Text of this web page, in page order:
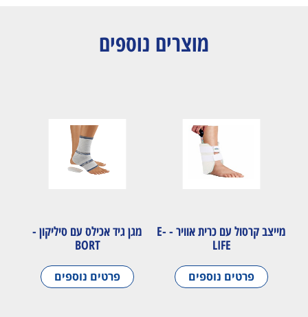
מוצרים נוספים
מייצב קרסול עם כרית אוויר - E-
LIFE
פרטים נוספים
מגן גיד אכילס עם סיליקון -
BORT
פרטים נוספים